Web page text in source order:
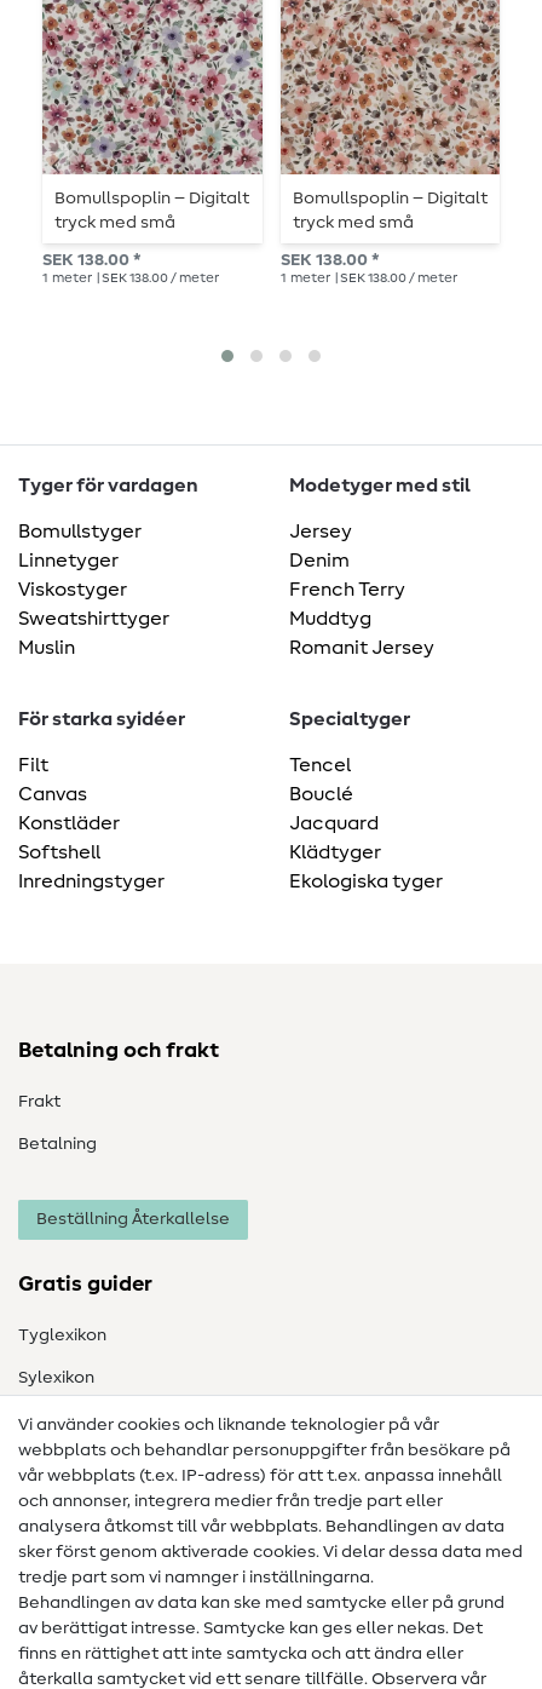
Bomullspoplin – Digitalt
tryck med små
blommor, vitt
SEK 138.00 *
1 meter | SEK 138.00 / meter
Bomullspoplin – Digitalt
tryck med små
blommor, ecru
SEK 138.00 *
1 meter | SEK 138.00 / meter
Tyger för vardagen
Bomullstyger
Linnetyger
Viskostyger
Sweatshirttyger
Muslin
Modetyger med stil
Jersey
Denim
French Terry
Muddtyg
Romanit Jersey
För starka syidéer
Filt
Canvas
Konstläder
Softshell
Inredningstyger
Specialtyger
Tencel
Bouclé
Jacquard
Klädtyger
Ekologiska tyger
Betalning och frakt
Frakt
Betalning
Beställning Återkallelse
Gratis guider
Tyglexikon
Sylexikon
Sömnadsinstruktioner
Hjälp & kontakt
Kontakt
Information om byte av operatör
FAQ
Ångerrätt
Vi använder cookies och liknande teknologier på vår
webbplats och behandlar personuppgifter från besökare på
vår webbplats (t.ex. IP-adress) för att t.ex. anpassa innehåll
och annonser, integrera medier från tredje part eller
analysera åtkomst till vår webbplats. Behandlingen av data
sker först genom aktiverade cookies. Vi delar dessa data med
tredje part som vi namnger i inställningarna.
Behandlingen av data kan ske med samtycke eller på grund
av berättigat intresse. Samtycke kan ges eller nekas. Det
finns en rättighet att inte samtycka och att ändra eller
återkalla samtycket vid ett senare tillfälle. Observera vår